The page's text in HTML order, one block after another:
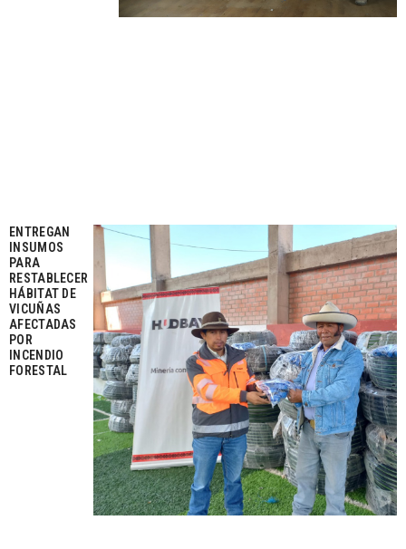
ENTREGAN
INSUMOS
PARA
RESTABLECER
HÁBITAT DE
VICUÑAS
AFECTADAS
POR
INCENDIO
FORESTAL